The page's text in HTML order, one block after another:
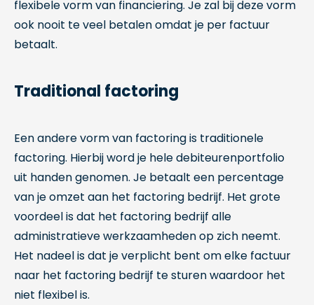
flexibele vorm van financiering. Je zal bij deze vorm
ook nooit te veel betalen omdat je per factuur
betaalt.
Traditional factoring
Een andere vorm van factoring is traditionele
factoring. Hierbij word je hele debiteurenportfolio
uit handen genomen. Je betaalt een percentage
van je omzet aan het factoring bedrijf. Het grote
voordeel is dat het factoring bedrijf alle
administratieve werkzaamheden op zich neemt.
Het nadeel is dat je verplicht bent om elke factuur
naar het factoring bedrijf te sturen waardoor het
niet flexibel is.